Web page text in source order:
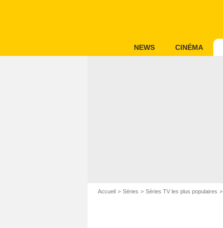
NEWS CINÉMA
Accueil Séries Séries TV les plus populaires